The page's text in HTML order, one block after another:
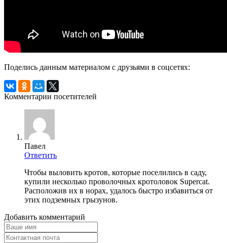
Поделись данным материалом с друзьями в соцсетях:
Комментарии посетителей
Павел
Ответить
Чтобы выловить кротов, которые поселились в саду,
купили несколько проволочных кротоловок Supercat.
Расположив их в норах, удалось быстро избавиться от
этих подземных грызунов.
Добавить комментарий